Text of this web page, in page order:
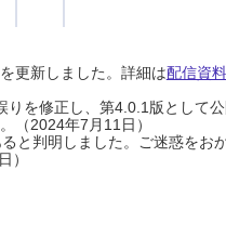
更新しました。詳細は配信資
を修正し、第4.0.1版として
（2024年7月11日）
と判明しました。ご迷惑をお
）